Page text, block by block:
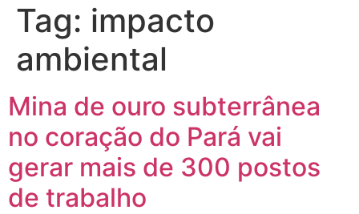
Tag: impacto
ambiental
Mina de ouro subterrânea
no coração do Pará vai
gerar mais de 300 postos
de trabalho